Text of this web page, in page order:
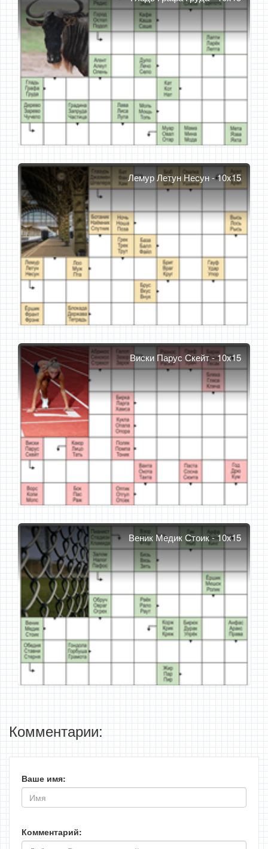
Лемур Летун Несун - 10x15
Виски Парус Скейт - 10x15
Веник Медик Стоик - 10x15
Комментарии:
Ваше имя:
Комментарий: